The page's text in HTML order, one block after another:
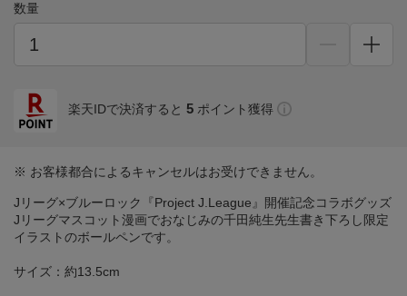
数量
楽天IDで決済すると 5 ポイント獲得
※ お客様都合によるキャンセルはお受けできません。
Jリーグ×ブルーロック『Project J.League』開催記念コラボグッズ
Jリーグマスコット漫画でおなじみの千田純生先生書き下ろし限定
イラストのボールペンです。
サイズ：約13.5cm